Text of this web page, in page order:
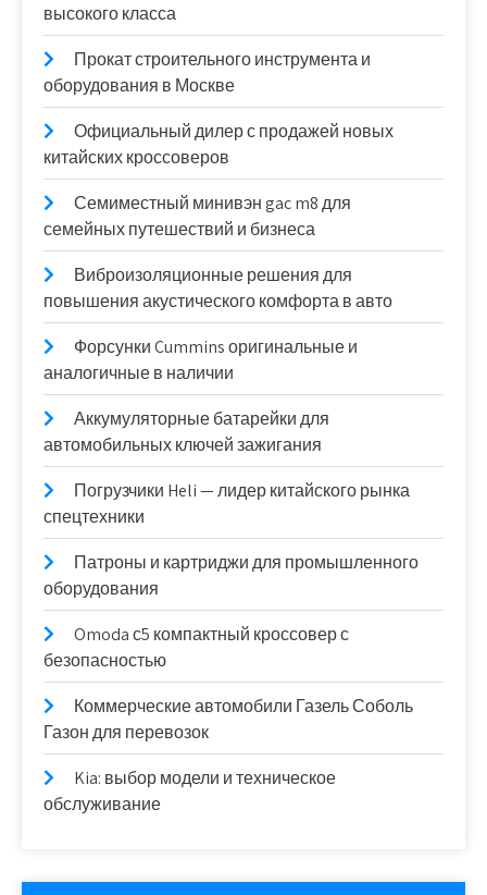
высокого класса
Прокат строительного инструмента и
оборудования в Москве
Официальный дилер с продажей новых
китайских кроссоверов
Семиместный минивэн gac m8 для
семейных путешествий и бизнеса
Виброизоляционные решения для
повышения акустического комфорта в авто
Форсунки Cummins оригинальные и
аналогичные в наличии
Аккумуляторные батарейки для
автомобильных ключей зажигания
Погрузчики Heli — лидер китайского рынка
спецтехники
Патроны и картриджи для промышленного
оборудования
Omoda с5 компактный кроссовер с
безопасностью
Коммерческие автомобили Газель Соболь
Газон для перевозок
Kia: выбор модели и техническое
обслуживание